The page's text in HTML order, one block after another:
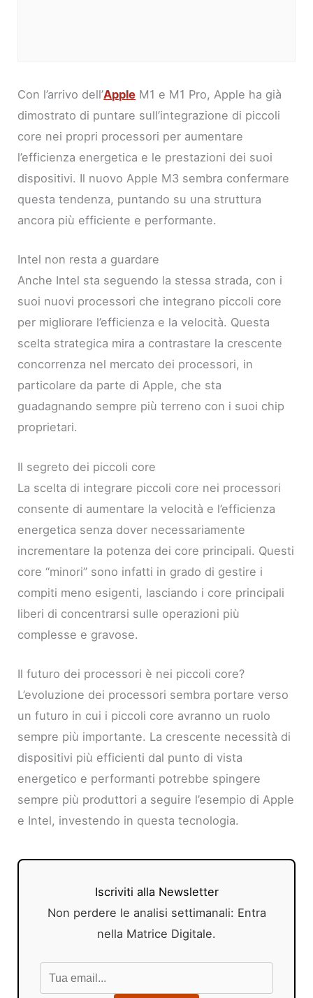
Con l’arrivo dell’Apple M1 e M1 Pro, Apple ha già
dimostrato di puntare sull’integrazione di piccoli
core nei propri processori per aumentare
l’efficienza energetica e le prestazioni dei suoi
dispositivi. Il nuovo Apple M3 sembra confermare
questa tendenza, puntando su una struttura
ancora più efficiente e performante.
Intel non resta a guardare
Anche Intel sta seguendo la stessa strada, con i
suoi nuovi processori che integrano piccoli core
per migliorare l’efficienza e la velocità. Questa
scelta strategica mira a contrastare la crescente
concorrenza nel mercato dei processori, in
particolare da parte di Apple, che sta
guadagnando sempre più terreno con i suoi chip
proprietari.
Il segreto dei piccoli core
La scelta di integrare piccoli core nei processori
consente di aumentare la velocità e l’efficienza
energetica senza dover necessariamente
incrementare la potenza dei core principali. Questi
core “minori” sono infatti in grado di gestire i
compiti meno esigenti, lasciando i core principali
liberi di concentrarsi sulle operazioni più
complesse e gravose.
Il futuro dei processori è nei piccoli core?
L’evoluzione dei processori sembra portare verso
un futuro in cui i piccoli core avranno un ruolo
sempre più importante. La crescente necessità di
dispositivi più efficienti dal punto di vista
energetico e performanti potrebbe spingere
sempre più produttori a seguire l’esempio di Apple
e Intel, investendo in questa tecnologia.
Iscriviti alla Newsletter
Non perdere le analisi settimanali: Entra
nella Matrice Digitale.